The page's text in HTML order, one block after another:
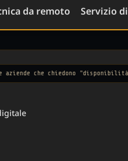
da remoto Servizio
"disponibilità immediata"